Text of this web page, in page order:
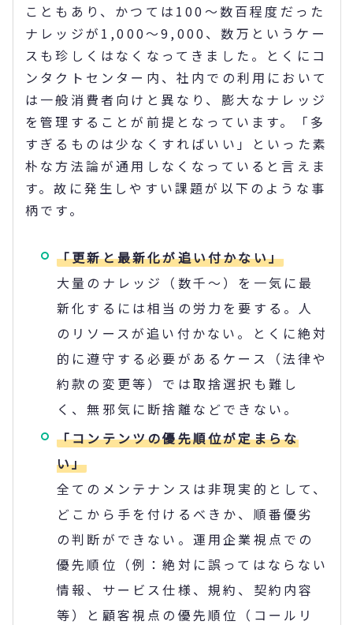
こともあり、かつては100～数百程度だった
ナレッジが1,000～9,000、数万というケー
スも珍しくはなくなってきました。とくにコ
ンタクトセンター内、社内での利用において
は一般消費者向けと異なり、膨大なナレッジ
を管理することが前提となっています。「多
すぎるものは少なくすればいい」といった素
朴な方法論が通用しなくなっていると言えま
す。故に発生しやすい課題が以下のような事
柄です。
「更新と最新化が追い付かない」
大量のナレッジ（数千～）を一気に最
新化するには相当の労力を要する。人
のリソースが追い付かない。とくに絶対
的に遵守する必要があるケース（法律や
約款の変更等）では取捨選択も難し
く、無邪気に断捨離などできない。
「コンテンツの優先順位が定まらな
い」
全てのメンテナンスは非現実的として、
どこから手を付けるべきか、順番優劣
の判断ができない。運用企業視点での
優先順位（例：絶対に誤ってはならない
情報、サービス仕様、規約、契約内容
等）と顧客視点の優先順位（コールリ